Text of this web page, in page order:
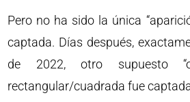
Pero no ha sido la única
captada. Días después,
de 2022, otro supuesto
rectangular/cuadrada fue